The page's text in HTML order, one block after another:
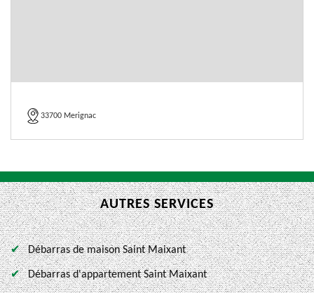
33700 Merignac
AUTRES SERVICES
Débarras de maison Saint Maixant
Débarras d'appartement Saint Maixant